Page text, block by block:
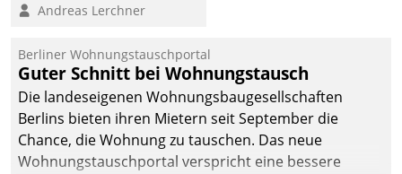
Softwareentwicklungshaus
Andreas Lerchner
Berliner Wohnungstauschportal
Guter Schnitt bei Wohnungstausch
Die landeseigenen Wohnungsbaugesellschaften
Berlins bieten ihren Mietern seit September die
Chance, die Wohnung zu tauschen. Das neue
Wohnungstauschportal verspricht eine bessere